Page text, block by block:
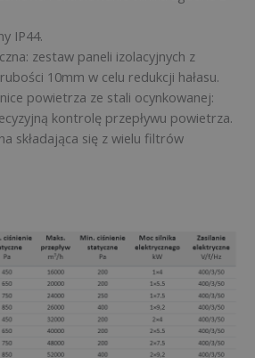
IP44.
zestaw paneli izolacyjnych z
10mm w celu redukcji hałasu.
powietrza ze stali ocynkowanej:
kontrolę przepływu powietrza.
składająca się z wielu filtrów